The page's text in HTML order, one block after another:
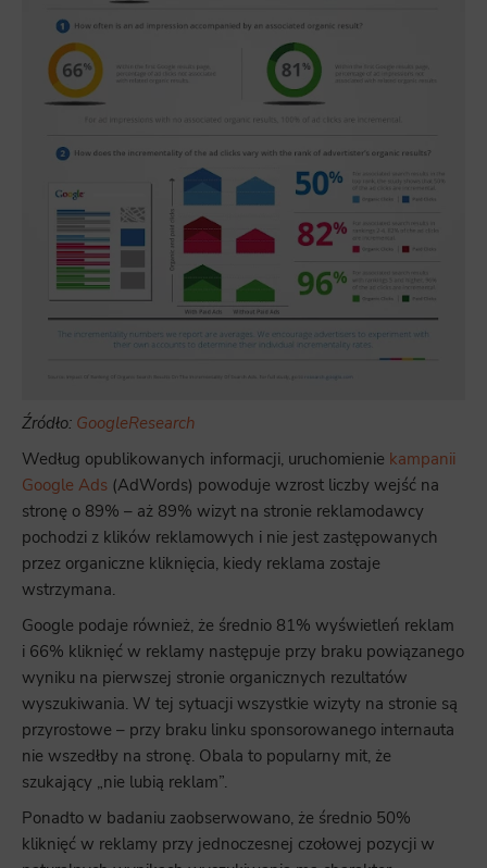
Źródło: GoogleResearch
Według opublikowanych informacji, uruchomienie kampanii
Google Ads (AdWords) powoduje wzrost liczby wejść na
stronę o 89% – aż 89% wizyt na stronie reklamodawcy
pochodzi z klików reklamowych i nie jest zastępowanych
przez organiczne kliknięcia, kiedy reklama zostaje
wstrzymana.
Google podaje również, że średnio 81% wyświetleń reklam
i 66% kliknięć w reklamy następuje przy braku powiązanego
wyniku na pierwszej stronie organicznych rezultatów
wyszukiwania. W tej sytuacji wszystkie wizyty na stronie są
przyrostowe – przy braku linku sponsorowanego internauta
nie wszedłby na stronę. Obala to popularny mit, że
szukający „nie lubią reklam”.
Ponadto w badaniu zaobserwowano, że średnio 50%
kliknięć w reklamy przy jednoczesnej czołowej pozycji w